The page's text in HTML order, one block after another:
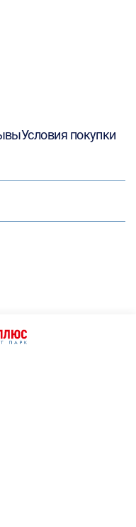
Условия покупки